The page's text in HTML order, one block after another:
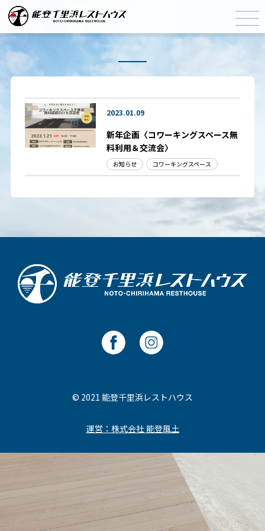
2023.01.09
新年企画〈コワーキングスペース無
料利用＆交流会〉
お知らせ コワーキングスペース
© 2021 能登千里浜レストハウス
運営：株式会社 能登風土